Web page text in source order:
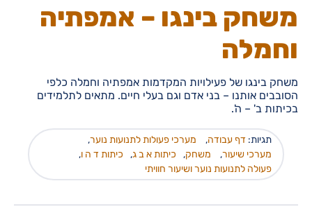
משחק בינגו – אמפתיה
וחמלה
משחק בינגו של פעילויות המקדמות אמפתיה וחמלה כלפי
הסובבים אותנו – בני אדם וגם בעלי חיים. מתאים לתלמידים
בכיתות ב' – ה'.
תגיות: דף עבודה, מערכי פעולות לתנועות נוער,
מערכי שיעור, משחק, כיתות א ב ג, כיתות ד ה ו,
פעולה לתנועות נוער ושיעור חוויתי